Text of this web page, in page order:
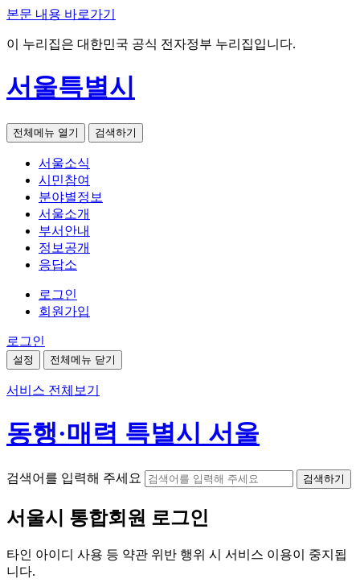
본문 내용 바로가기
이 누리집은 대한민국 공식 전자정부 누리집입니다.
서울특별시
전체메뉴 열기 검색하기
서울소식
시민참여
분야별정보
서울소개
부서안내
정보공개
응답소
로그인
회원가입
로그인
설정 전체메뉴 닫기
서비스 전체보기
동행·매력 특별시 서울
검색어를 입력해 주세요 검색하기
서울시 통합회원 로그인
타인 아이디 사용 등 약관 위반 행위 시 서비스 이용이 중지됩
니다.